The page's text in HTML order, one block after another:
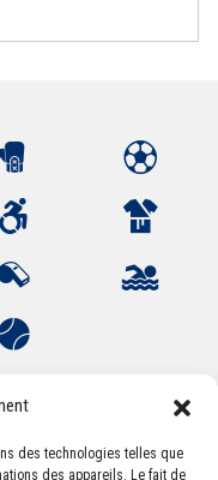
des technologies telles que
des appareils. Le fait de